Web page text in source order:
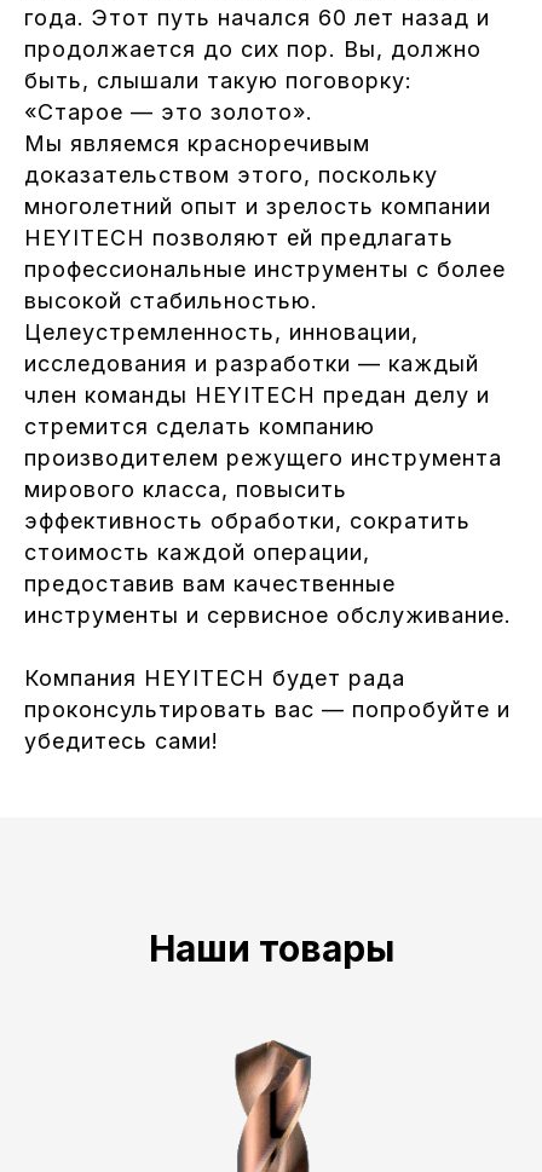
года. Этот путь начался 60 лет назад и
продолжается до сих пор. Вы, должно
быть, слышали такую поговорку:
«Старое — это золото».
Мы являемся красноречивым
доказательством этого, поскольку
многолетний опыт и зрелость компании
HEYITECH позволяют ей предлагать
профессиональные инструменты с более
высокой стабильностью.
Целеустремленность, инновации,
исследования и разработки — каждый
член команды HEYITECH предан делу и
стремится сделать компанию
производителем режущего инструмента
мирового класса, повысить
эффективность обработки, сократить
стоимость каждой операции,
предоставив вам качественные
инструменты и сервисное обслуживание.
Компания HEYITECH будет рада
проконсультировать вас — попробуйте и
убедитесь сами!
Наши товары